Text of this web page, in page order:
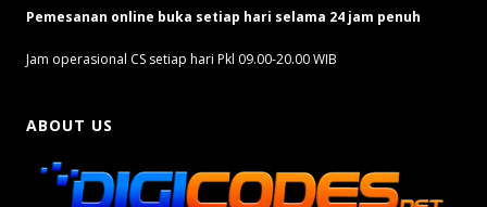
Pemesanan online buka setiap hari selama 24 jam penuh
Jam operasional CS setiap hari Pkl 09.00-20.00 WIB
ABOUT US